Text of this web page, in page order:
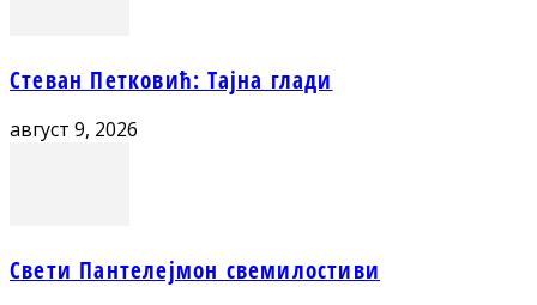
Стеван Петковић: Тајна глади
август 9, 2026
Свети Пантелејмон свемилостиви